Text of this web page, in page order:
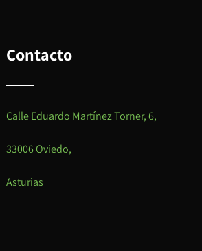
Contacto
Calle Eduardo Martínez Torner, 6,
33006 Oviedo,
Asturias